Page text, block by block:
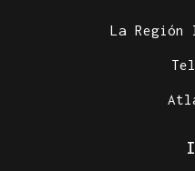
La Región